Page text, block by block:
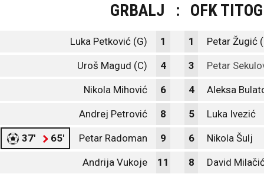
GRBALJ : OFK
Luka Petković (G) 1 1 Petar Žugić
Uroš Magud (C) 4 3 Petar
Nikola Mihović 6 4 Aleksa
Andrej Petrović 8 5 Luka Ivezić
37' 65' Petar Radoman 9 6 Nikola Šulj
Andrija Vukoje 11 8 David